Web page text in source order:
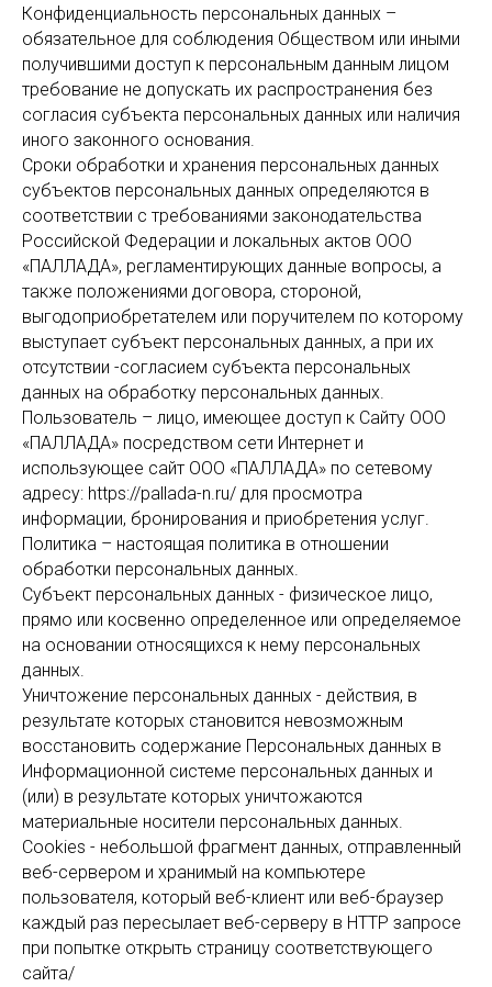
Конфиденциальность персональных данных –
обязательное для соблюдения Обществом или иными
получившими доступ к персональным данным лицом
требование не допускать их распространения без
согласия субъекта персональных данных или наличия
иного законного основания.
Сроки обработки и хранения персональных данных
субъектов персональных данных определяются в
соответствии с требованиями законодательства
Российской Федерации и локальных актов ООО
«ПАЛЛАДА», регламентирующих данные вопросы, а
также положениями договора, стороной,
выгодоприобретателем или поручителем по которому
выступает субъект персональных данных, а при их
отсутствии -согласием субъекта персональных
данных на обработку персональных данных.
Пользователь – лицо, имеющее доступ к Сайту ООО
«ПАЛЛАДА» посредством сети Интернет и
использующее сайт ООО «ПАЛЛАДА» по сетевому
адресу: https://pallada-n.ru/ для просмотра
информации, бронирования и приобретения услуг.
Политика – настоящая политика в отношении
обработки персональных данных.
Субъект персональных данных - физическое лицо,
прямо или косвенно определенное или определяемое
на основании относящихся к нему персональных
данных.
Уничтожение персональных данных - действия, в
результате которых становится невозможным
восстановить содержание Персональных данных в
Информационной системе персональных данных и
(или) в результате которых уничтожаются
материальные носители персональных данных.
Cookies - небольшой фрагмент данных, отправленный
веб-сервером и хранимый на компьютере
пользователя, который веб-клиент или веб-браузер
каждый раз пересылает веб-серверу в HTTP запросе
при попытке открыть страницу соответствующего
сайта/